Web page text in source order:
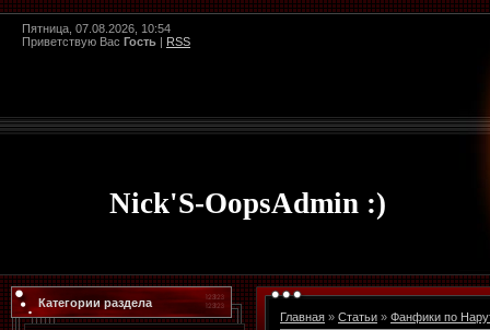
Пятница, 07.08.2026, 10:54
Приветствую Вас Гость | RSS
Nick'S-OopsAdmin :)
Категории раздела
Главная » Статьи » Фанфики по